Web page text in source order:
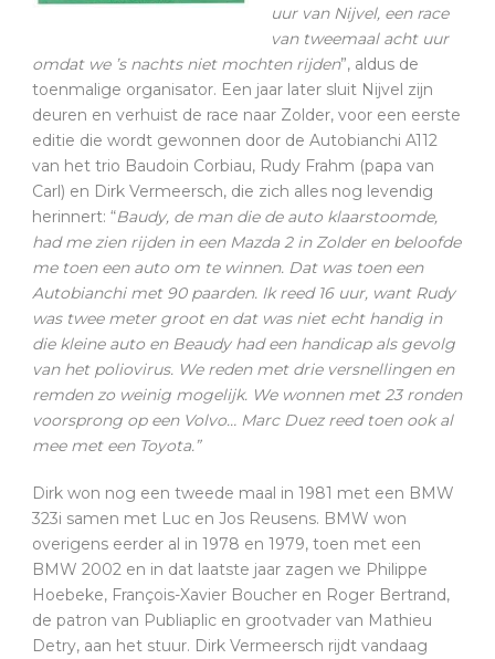
uur van Nijvel, een race
van tweemaal acht uur
omdat we ’s nachts niet mochten rijden”, aldus de
toenmalige organisator. Een jaar later sluit Nijvel zijn
deuren en verhuist de race naar Zolder, voor een eerste
editie die wordt gewonnen door de Autobianchi A112
van het trio Baudoin Corbiau, Rudy Frahm (papa van
Carl) en Dirk Vermeersch, die zich alles nog levendig
herinnert: “Baudy, de man die de auto klaarstoomde,
had me zien rijden in een Mazda 2 in Zolder en beloofde
me toen een auto om te winnen. Dat was toen een
Autobianchi met 90 paarden. Ik reed 16 uur, want Rudy
was twee meter groot en dat was niet echt handig in
die kleine auto en Beaudy had een handicap als gevolg
van het poliovirus. We reden met drie versnellingen en
remden zo weinig mogelijk. We wonnen met 23 ronden
voorsprong op een Volvo… Marc Duez reed toen ook al
mee met een Toyota.”
Dirk won nog een tweede maal in 1981 met een BMW
323i samen met Luc en Jos Reusens. BMW won
overigens eerder al in 1978 en 1979, toen met een
BMW 2002 en in dat laatste jaar zagen we Philippe
Hoebeke, François-Xavier Boucher en Roger Bertrand,
de patron van Publiaplic en grootvader van Mathieu
Detry, aan het stuur. Dirk Vermeersch rijdt vandaag